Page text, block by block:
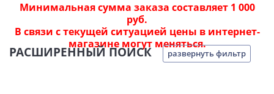
Минимальная сумма заказа составляет 1 000
руб.
В связи с текущей ситуацией цены в интернет-
магазине могут меняться.
РАСШИРЕННЫЙ ПОИСК развернуть фильтр